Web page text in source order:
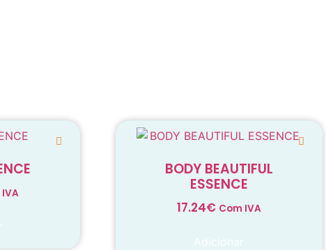
BODY BEAUTIFUL
ESSENCE
17.24€ Com IVA
Adicionar